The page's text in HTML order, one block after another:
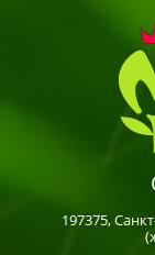
197375,